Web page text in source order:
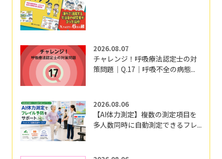
2026.08.07
チャレンジ！呼吸療法認定士の対
策問題｜Q.17｜呼吸不全の病態...
2026.08.06
【AI体力測定】複数の測定項目を
多人数同時に自動測定できるフレ...